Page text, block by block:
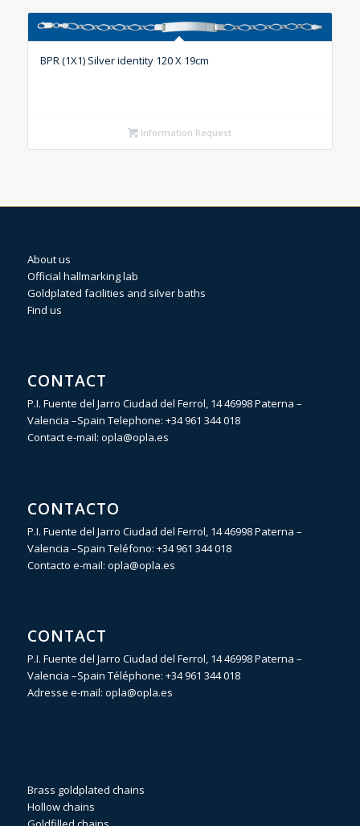
BPR (1X1) Silver identity 120 X 19cm
Information Request
About us
Official hallmarking lab
Goldplated facilities and silver baths
Find us
CONTACT
P.I. Fuente del Jarro Ciudad del Ferrol, 14 46998 Paterna –
Valencia –Spain Telephone: +34 961 344 018
Contact e-mail: opla@opla.es
CONTACTO
P.I. Fuente del Jarro Ciudad del Ferrol, 14 46998 Paterna –
Valencia –Spain Teléfono: +34 961 344 018
Contacto e-mail: opla@opla.es
CONTACT
P.I. Fuente del Jarro Ciudad del Ferrol, 14 46998 Paterna –
Valencia –Spain Téléphone: +34 961 344 018
Adresse e-mail: opla@opla.es
Brass goldplated chains
Hollow chains